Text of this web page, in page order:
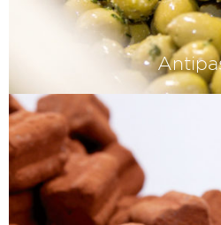
Bei uns von
geschnitten und
frisch und voll
schmeckt man,